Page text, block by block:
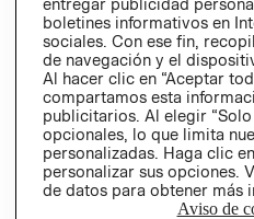
Ecuador ($)
CAMBIAR REGIÓN
boletines informativos en
sociales. Con ese fin,
de navegación y el
Al hacer clic en “Aceptar
compartamos esta
publicitarios. Al elegir
opcionales, lo que limita
personalizadas. Haga clic
personalizar sus opciones.
de datos para obtener más
Aviso de